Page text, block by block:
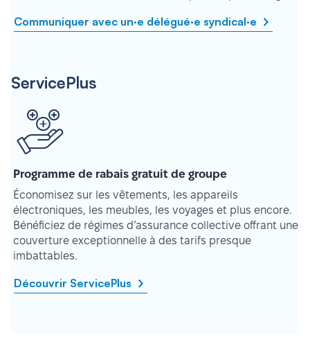
Communiquer avec un·e délégué·e syndical·e
ServicePlus
Programme de rabais gratuit de groupe
Économisez sur les vêtements, les appareils
électroniques, les meubles, les voyages et plus encore.
Bénéficiez de régimes d’assurance collective offrant une
couverture exceptionnelle à des tarifs presque
imbattables.
Découvrir ServicePlus